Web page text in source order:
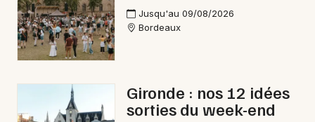
Jusqu'au 09/08/2026
Bordeaux
Gironde : nos 12 idées
sorties du week-end